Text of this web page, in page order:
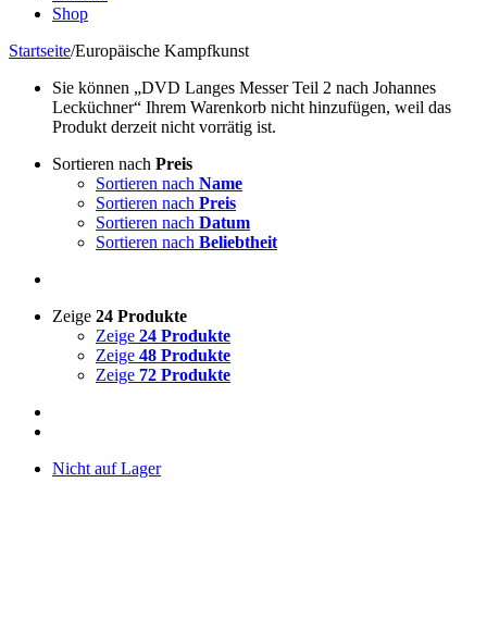
Shop
Startseite/Europäische Kampfkunst
Sie können „DVD Langes Messer Teil 2 nach Johannes
Lecküchner“ Ihrem Warenkorb nicht hinzufügen, weil das
Produkt derzeit nicht vorrätig ist.
Sortieren nach Preis
Sortieren nach Name
Sortieren nach Preis
Sortieren nach Datum
Sortieren nach Beliebtheit
Zeige 24 Produkte
Zeige 24 Produkte
Zeige 48 Produkte
Zeige 72 Produkte
Nicht auf Lager